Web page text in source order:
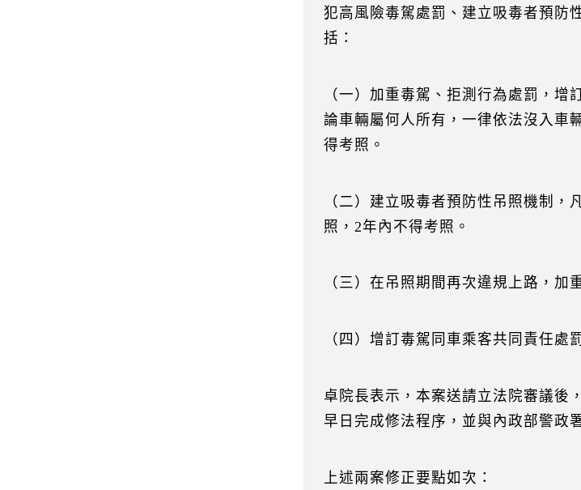
犯高風險毒駕處罰、建立吸毒者預防
括：
（一）加重毒駕、拒測行為處罰，
論車輛屬何人所有，一律依法沒入車
得考照。
（二）建立吸毒者預防性吊照機制
照，2年內不得考照。
（三）在吊照期間再次違規上路，加
（四）增訂毒駕同車乘客共同責任處
卓院長表示，本案送請立法院審議後
早日完成修法程序，並與內政部警政
上述兩案修正要點如次：